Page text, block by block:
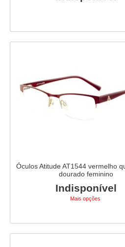
Óculos Atitude AT1544 vermelho
dourado feminino
Indisponível
Mais opções